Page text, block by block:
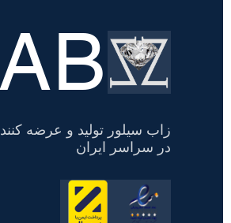
تسویه
حساب
زاب سیلور تولید و عرضه
در سراسر ایران